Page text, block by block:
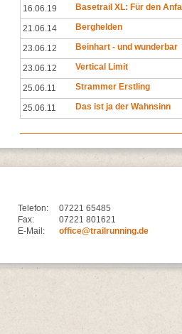
16.06.19 Basetrail XL: Für den
21.06.14 Berghelden
23.06.12 Beinhart - und wunderbar
23.06.12 Vertical Limit
25.06.11 Strammer Erstling
25.06.11 Das ist ja der Wahnsinn
Telefon:
07221 65485
Fax:
07221 801621
E-Mail:
office@trailrunning.de